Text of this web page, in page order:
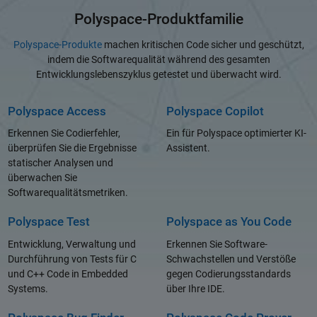
Polyspace-Produktfamilie
Polyspace-Produktemachen kritischen Code sicher und geschützt,
indem die Softwarequalität während des gesamten
Entwicklungslebenszyklus getestet und überwacht wird.
Polyspace Access
Erkennen Sie Codierfehler,
überprüfen Sie die Ergebnisse
statischer Analysen und
überwachen Sie
Softwarequalitätsmetriken.
Polyspace Copilot
Ein für Polyspace optimierter KI-
Assistent.
Polyspace Test
Entwicklung, Verwaltung und
Durchführung von Tests für C
und C++ Code in Embedded
Systems.
Polyspace as You Code
Erkennen Sie Software-
Schwachstellen und Verstöße
gegen Codierungsstandards
über Ihre IDE.